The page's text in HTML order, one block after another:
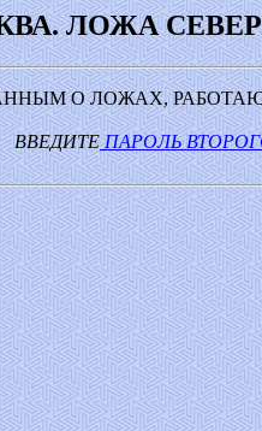
ЛОЖА
О ЛОЖАХ,
ВВЕДИТЕПАРОЛЬ